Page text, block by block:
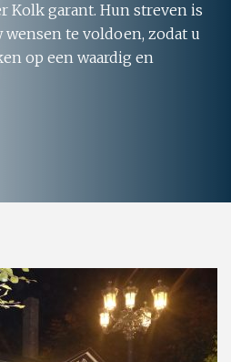
Kolk garant. Hun streven is
te voldoen, zodat u
op een waardig en